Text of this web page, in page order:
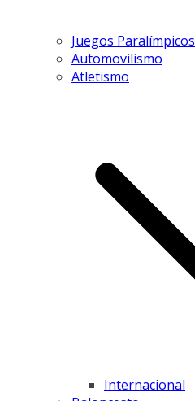
Juegos Paralímpicos
Automovilismo
Atletismo
Internacional